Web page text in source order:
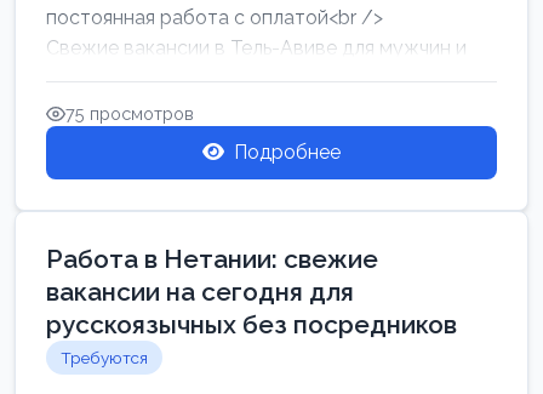
постоянная работа с оплатой<br />
Свежие вакансии в Тель-Авиве для мужчин и
женщин от хозя...
75 просмотров
Подробнее
Работа в Нетании: свежие
вакансии на сегодня для
русскоязычных без посредников
Требуются